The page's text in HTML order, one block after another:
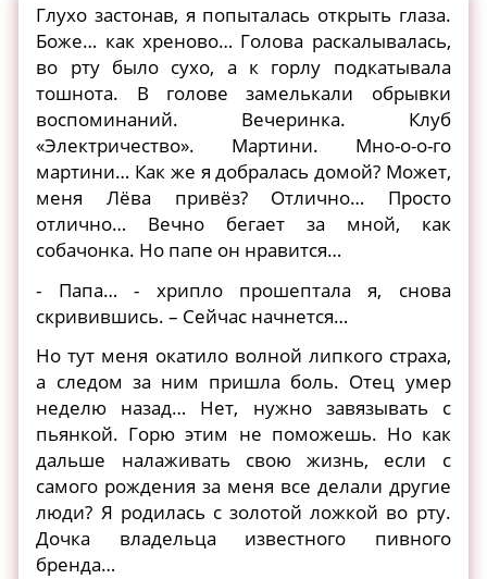
Глухо застонав, я попыталась открыть глаза.
Боже… как хреново… Голова раскалывалась,
во рту было сухо, а к горлу подкатывала
тошнота. В голове замелькали обрывки
воспоминаний. Вечеринка. Клуб
«Электричество». Мартини. Мно-о-о-го
мартини… Как же я добралась домой? Может,
меня Лёва привёз? Отлично… Просто
отлично… Вечно бегает за мной, как
собачонка. Но папе он нравится…
- Папа… - хрипло прошептала я, снова
скривившись. – Сейчас начнется…
Но тут меня окатило волной липкого страха,
а следом за ним пришла боль. Отец умер
неделю назад… Нет, нужно завязывать с
пьянкой. Горю этим не поможешь. Но как
дальше налаживать свою жизнь, если с
самого рождения за меня все делали другие
люди? Я родилась с золотой ложкой во рту.
Дочка владельца известного пивного
бренда…